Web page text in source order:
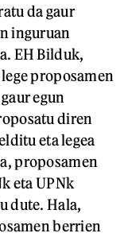
da gaur
inguruan
EH Bilduk,
proposamen
egun
diren
eta legea
proposamen
eta UPNk
dute. Hala,
berrien